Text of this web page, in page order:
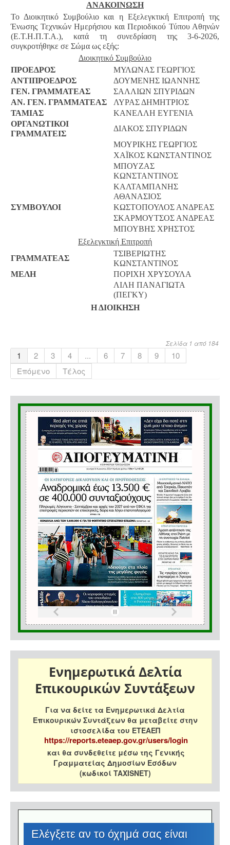
ΑΝΑΚΟΙΝΩΣΗ
Το Διοικητικό Συμβούλιο και η Εξελεγκτική Επιτροπή της
Ένωσης Τεχνικών Ημερήσιου και Περιοδικού Τύπου Αθηνών
(Ε.Τ.Η.Π.Τ.Α.), κατά τη συνεδρίαση της 3-6-2026,
συγκροτήθηκε σε Σώμα ως εξής:
Διοικητικό Συμβούλιο
ΠΡΟΕΔΡΟΣ
ΜΥΛΩΝΑΣ ΓΕΩΡΓΙΟΣ
ΑΝΤΙΠΡΟΕΔΡΟΣ
ΔΟΥΜΕΝΗΣ ΙΩΑΝΝΗΣ
ΓΕΝ. ΓΡΑΜΜΑΤΕΑΣ
ΣΑΛΛΙΩΝ ΣΠΥΡΙΔΩΝ
ΑΝ. ΓΕΝ. ΓΡΑΜΜΑΤΕΑΣ
ΛΥΡΑΣ ΔΗΜΗΤΡΙΟΣ
ΤΑΜΙΑΣ
ΚΑΝΕΛΛΗ ΕΥΓΕΝΙΑ
ΟΡΓΑΝΩΤΙΚΟΙ
ΓΡΑΜΜΑΤΕΙΣ
ΔΙΑΚΟΣ ΣΠΥΡΙΔΩΝ
ΜΟΥΡΙΚΗΣ ΓΕΩΡΓΙΟΣ
ΧΑΪΚΟΣ ΚΩΝΣΤΑΝΤΙΝΟΣ
ΜΠΟΥΖΑΣ
ΚΩΝΣΤΑΝΤΙΝΟΣ
ΚΑΛΤΑΜΠΑΝΗΣ
ΑΘΑΝΑΣΙΟΣ
ΣΥΜΒΟΥΛΟΙ
ΚΩΣΤΟΠΟΥΛΟΣ ΑΝΔΡΕΑΣ
ΣΚΑΡΜΟΥΤΣΟΣ ΑΝΔΡΕΑΣ
ΜΠΟΥΒΗΣ ΧΡΗΣΤΟΣ
Εξελεγκτική Επιτροπή
ΓΡΑΜΜΑΤΕΑΣ
ΤΣΙΒΕΡΙΩΤΗΣ
ΚΩΝΣΤΑΝΤΙΝΟΣ
ΜΕΛΗ
ΠΟΡΙΧΗ ΧΡΥΣΟΥΛΑ
ΛΙΛΗ ΠΑΝΑΓΙΩΤΑ
(ΠΕΓΚΥ)
Η ΔΙΟΙΚΗΣΗ
Σελίδα 1 από 184
1 2 3 4 ... 6 7 8 9
10
Επόμενο
Τέλος
Ενημερωτικά Δελτία
Επικουρικών Συντάξεων
Για να δείτε τα Ενημερωτικά Δελτία
Επικουρικών Συντάξεων θα μεταβείτε στην
ιστοσελίδα του ΕΤΕΑΕΠ
https://reports.eteaep.gov.gr/users/login
και θα συνδεθείτε μέσω της Γενικής
Γραμματείας Δημοσίων Εσόδων
(κωδικοί TAXISNET)
Eλέγξετε αν το όχημά σας είναι